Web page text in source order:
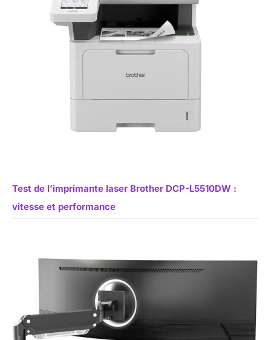
Test de l’imprimante laser Brother DCP-L5510DW :
vitesse et performance